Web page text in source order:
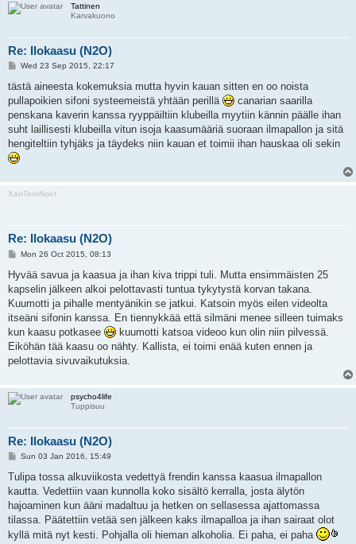
Tattinen
Karvakuono
Re: Ilokaasu (N2O)
P
s
Wed 23 Sep 2015, 22:17
tästä aineesta kokemuksia mutta hyvin kauan sitten en oo noista
pullapoikien sifoni systeemeistä yhtään perillä
canarian saarilla
penskana kaverin kanssa ryyppäiltiin klubeilla myytiin kännin päälle ihan
suht laillisesti klubeilla vitun isoja kaasumääriä suoraan ilmapallon ja sitä
hengiteltiin tyhjäks ja täydeks niin kauan et toimii ihan hauskaa oli sekin
XanTemNoct
Re: Ilokaasu (N2O)
P
s
t
Mon 26 Oct 2015, 08:13
Hyvää savua ja kaasua ja ihan kiva trippi tuli. Mutta ensimmäisten 25
kapselin jälkeen alkoi pelottavasti tuntua tykytystä korvan takana.
Kuumotti ja pihalle mentyänikin se jatkui. Katsoin myös eilen videolta
itseäni sifonin kanssa. En tiennykkää että silmäni menee silleen tuimaks
kun kaasu potkasee
kuumotti katsoa videoo kun olin niin pilvessä.
Eiköhän tää kaasu oo nähty. Kallista, ei toimi enää kuten ennen ja
pelottavia sivuvaikutuksia.
psycho4life
Tuppisuu
Re: Ilokaasu (N2O)
P
s
Sun 03 Jan 2016, 15:49
Tulipa tossa alkuviikosta vedettyä frendin kanssa kaasua ilmapallon
kautta. Vedettiin vaan kunnolla koko sisältö kerralla, josta älytön
hajoaminen kun ääni madaltuu ja hetken on sellasessa ajattomassa
tilassa. Päätettiin vetää sen jälkeen kaks ilmapalloa ja ihan sairaat olot
kyllä mitä nyt kesti. Pohjalla oli hieman alkoholia. Ei paha, ei paha